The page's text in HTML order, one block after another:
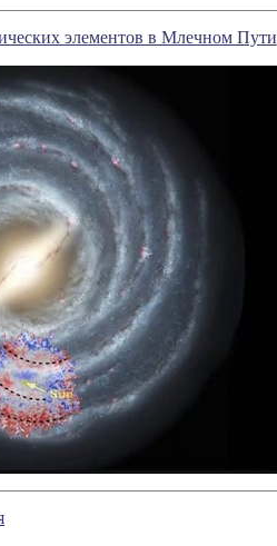
элементов в Млечном Пути